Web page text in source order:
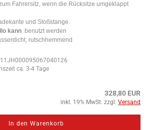
Fahrersitz, wenn die Rücksitze umgeklappt
und Stoßstange.
kann benutzt werden
rutschhemmend
ca. 3-4 Tage
328,80 EUR
inkl. 19% MwSt. zzgl. Versand
In den Warenkorb